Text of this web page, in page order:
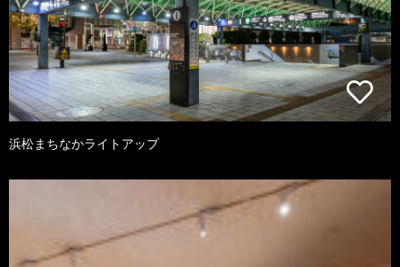
浜松まちなかライトアップ